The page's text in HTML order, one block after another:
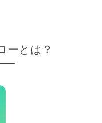
ーとは？